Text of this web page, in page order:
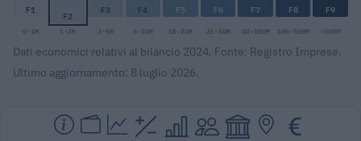
F1 F2 F3 F4 F5 F6 F7 F8 F9
0-1M 1-2M 2-5M 5-10M 10-25M 25-50M 50-100M 100-500M >500M
Dati economici relativi al bilancio 2024. Fonte: Registro Imprese.
Ultimo aggiornamento: 8 luglio 2026.